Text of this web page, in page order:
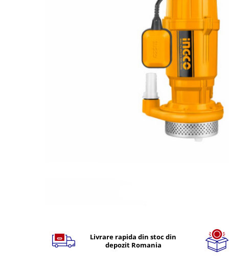
Scania R S G P Next Generation
Facebook
Livrare rapida din stoc din
depozit Romania